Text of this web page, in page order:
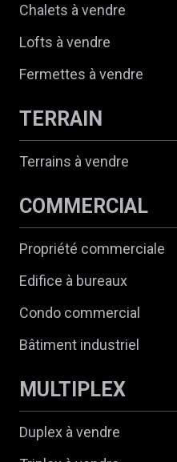
Chalets à vendre
Lofts à vendre
Fermettes à vendre
TERRAIN
Terrains à vendre
COMMERCIAL
Propriété commerciale
Edifice à bureaux
Condo commercial
Bâtiment industriel
MULTIPLEX
Duplex à vendre